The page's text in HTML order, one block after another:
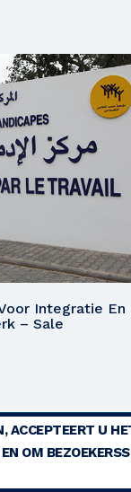
Integratie En
– Sale
VERMELDINGEN
ACCEPTEERT U
OM